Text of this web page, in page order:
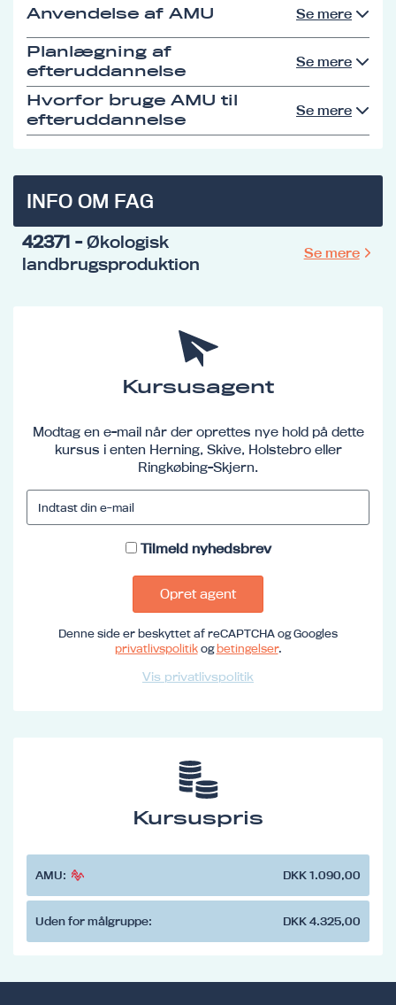
Anvendelse af AMU Se mere
Planlægning af
efteruddannelse
Se mere
Hvorfor bruge AMU til
efteruddannelse
Se mere
INFO OM FAG
42371 - Økologisk
landbrugsproduktion
Se mere
Kursusagent
Modtag en e-mail når der oprettes nye hold på dette
kursus i enten Herning, Skive, Holstebro eller
Ringkøbing-Skjern.
Tilmeld nyhedsbrev
Opret agent
Denne side er beskyttet af reCAPTCHA og Googles
privatlivspolitikogbetingelser.
Vis privatlivspolitik
Kursuspris
AMU: DKK 1.090,00
Uden for målgruppe: DKK 4.325,00